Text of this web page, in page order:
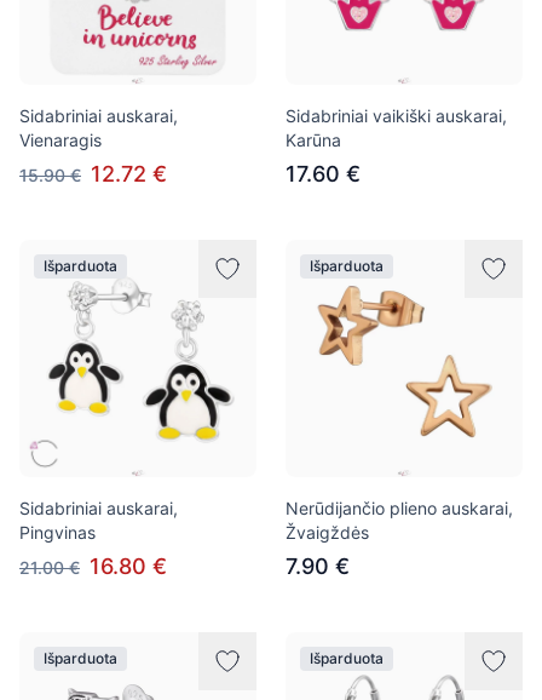
Sidabriniai auskarai,
Vienaragis
15.90 € 12.72 €
Sidabriniai vaikiški auskarai,
Karūna
17.60 €
Išparduota
Sidabriniai auskarai,
Pingvinas
21.00 € 16.80 €
Išparduota
Nerūdijančio plieno auskarai,
Žvaigždės
7.90 €
Išparduota Išparduota